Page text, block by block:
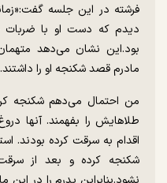
فرشته در این جلسه
دیدم که دست او با
بود.این نشان می‌دهد
مادرم قصد شکنجه او را داشتند.
من احتمال می‌دهم شکنجه
طلاهایش را بفهمند. آنها
اقدام به سرقت کرده بودند.
شکنجه کرده و بعد از سرقت